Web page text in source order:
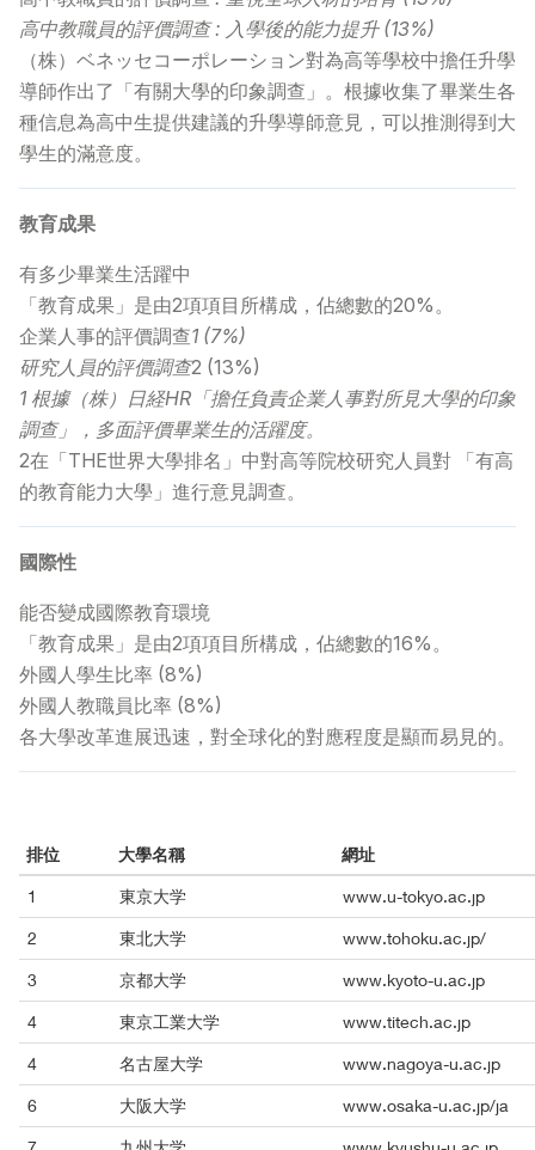
高中教職員的評價調查 : 入學後的能力提升 (13%)
（株）ベネッセコーポレーション對為高等學校中擔任升學
導師作出了「有關大學的印象調查」。根據收集了畢業生各
種信息為高中生提供建議的升學導師意見，可以推測得到大
學生的滿意度。
教育成果
有多少畢業生活躍中
「教育成果」是由2項項目所構成，佔總數的20%。
企業人事的評價調查1 (7%)
研究人員的評價調查2 (13%)
1 根據（株）日経HR「擔任負責企業人事對所見大學的印象
調查」，多面評價畢業生的活躍度。
2在「THE世界大學排名」中對高等院校研究人員對 「有高
的教育能力大學」進行意見調查。
國際性
能否變成國際教育環境
「教育成果」是由2項項目所構成，佔總數的16%。
外國人學生比率 (8%)
外國人教職員比率 (8%)
各大學改革進展迅速，對全球化的對應程度是顯而易見的。